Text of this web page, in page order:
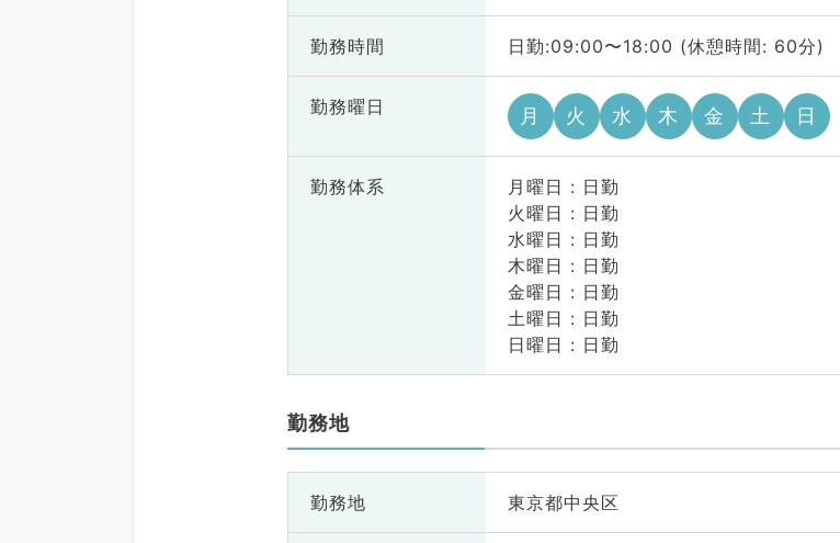
勤務時間 日勤:09:00〜18:00 (休憩時間: 60分)
勤務曜日 月 火 水 木 金 土 日
勤務体系
月曜日 : 日勤
火曜日 : 日勤
水曜日 : 日勤
木曜日 : 日勤
金曜日 : 日勤
土曜日 : 日勤
日曜日 : 日勤
勤務地
勤務地 東京都中央区